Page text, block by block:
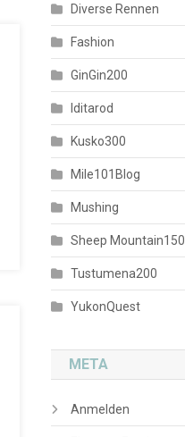
Diverse Rennen
Fashion
GinGin200
Iditarod
Kusko300
Mile101Blog
Mushing
Sheep Mountain150
Tustumena200
YukonQuest
META
Anmelden